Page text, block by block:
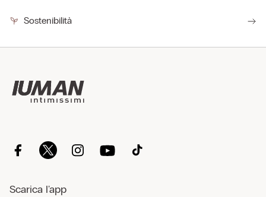
Sostenibilità
Scarica l'app